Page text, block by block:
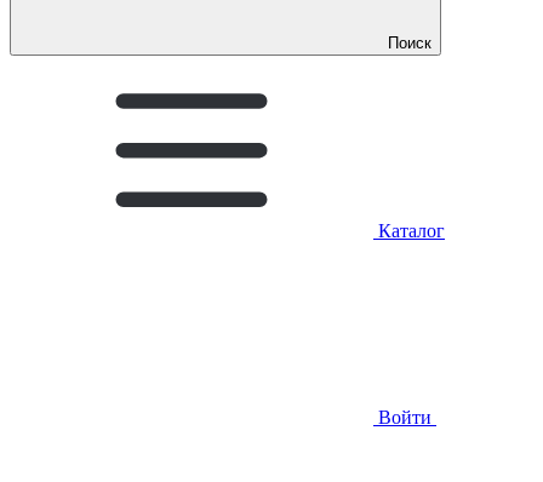
Поиск
Каталог
Войти